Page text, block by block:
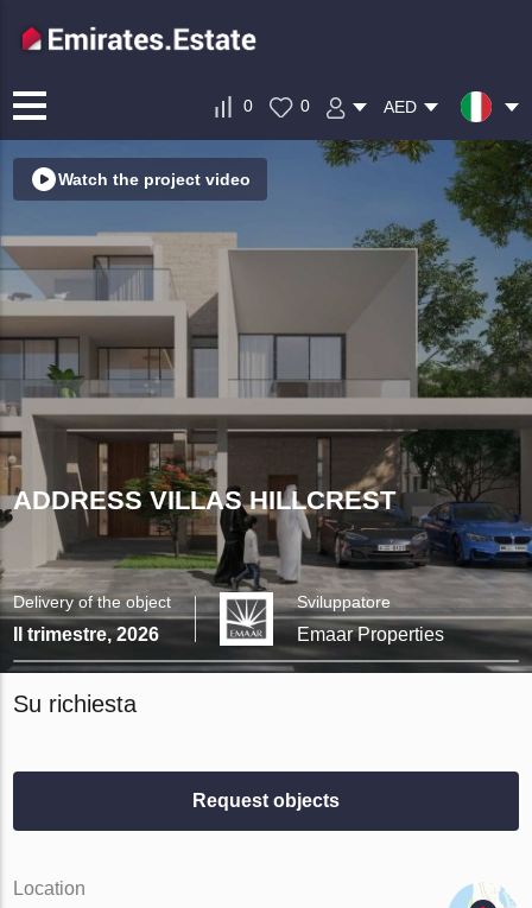
0 0 AED
Watch the project video
ADDRESS VILLAS HILLCREST
Delivery of the object
II trimestre, 2026
Sviluppatore
Emaar Properties
Su richiesta
Request objects
Location